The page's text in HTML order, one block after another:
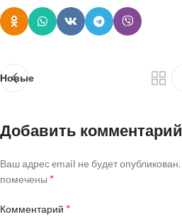
Новые
Добавить комментарий
Ваш адрес email не будет опубликован.
помечены *
Комментарий *